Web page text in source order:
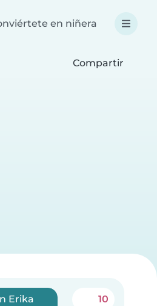
en niñera
Compartir
Erika
10